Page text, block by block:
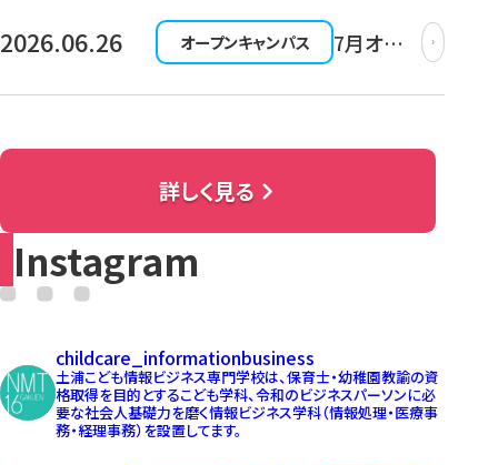
のご案内
2026.06.26 オープンキャンパス
7月オー
ンパス開
詳しく見る
Instagram
childcare_informationbusiness
土浦こども情報ビジネス専門学校は、保育士・幼稚園教諭の資
格取得を目的とするこども学科、令和のビジネスパーソンに必
要な社会人基礎力を磨く情報ビジネス学科（情報処理・医療事
務・経理事務）を設置してます。